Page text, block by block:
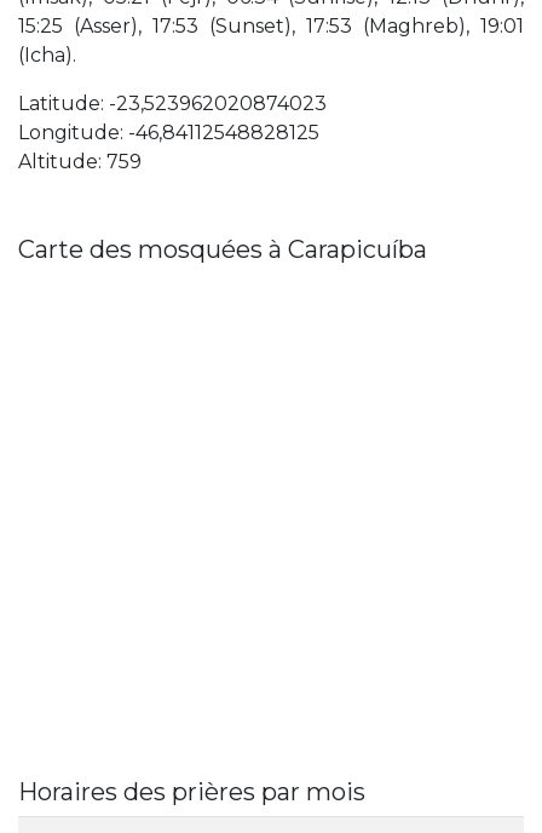
15:25 (Asser), 17:53 (Sunset), 17:53 (Maghreb), 19:01
(Icha).
Latitude: -23,523962020874023
Longitude: -46,84112548828125
Altitude: 759
Carte des mosquées à Carapicuíba
Horaires des prières par mois